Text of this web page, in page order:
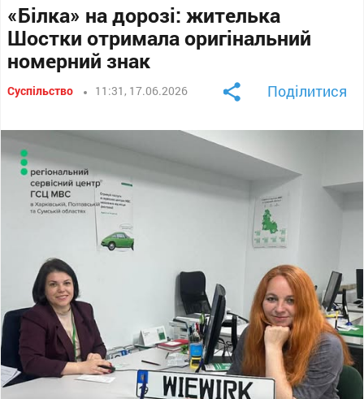
«Білка» на дорозі: жителька
Шостки отримала оригінальний
номерний знак
Суспільство 11:31, 17.06.2026 Поділитися